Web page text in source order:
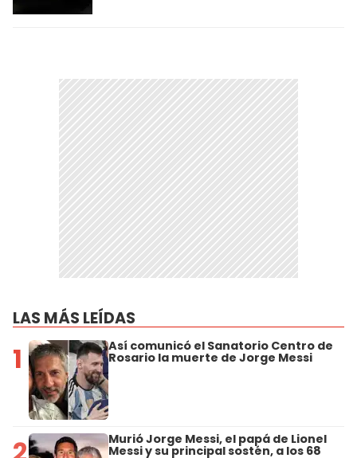
LAS MÁS LEÍDAS
1 Así comunicó el Sanatorio Centro de
Rosario la muerte de Jorge Messi
Murió Jorge Messi, el papá de Lionel
Messi y su principal sostén, a los 68